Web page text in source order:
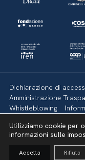
Dichiarazione di
Amministrazione
Whistleblowing
Mappa del sito
Torna su
Utilizziamo cookie per
informazioni sulle
Accetta Rifiuta